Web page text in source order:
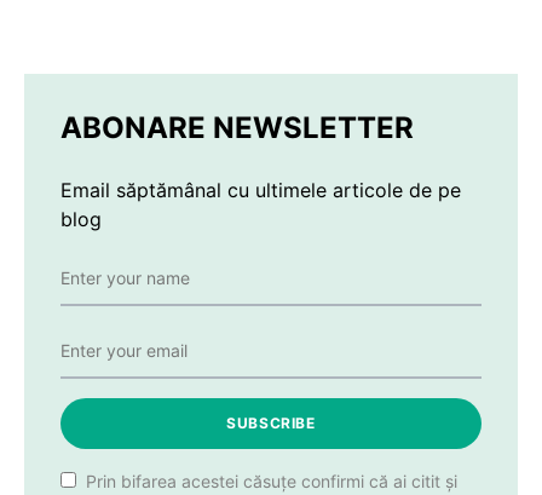
ABONARE NEWSLETTER
Email săptămânal cu ultimele articole de pe
blog
SUBSCRIBE
Prin bifarea acestei căsuțe confirmi că ai citit și